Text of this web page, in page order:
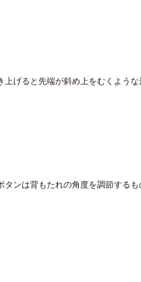
上げると先端が斜め上をむくような
タンは背もたれの角度を調節するも